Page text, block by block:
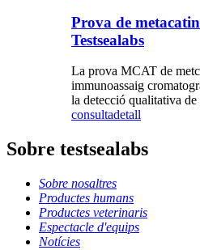
Prova de
Testsealabs
La prova MCAT de
immunoassaig
la detecció qualitativa
consultadetall
Sobre testsealabs
Sobre nosaltres
Productes humans
Productes veterinaris
Espectacle d'equips
Notícies